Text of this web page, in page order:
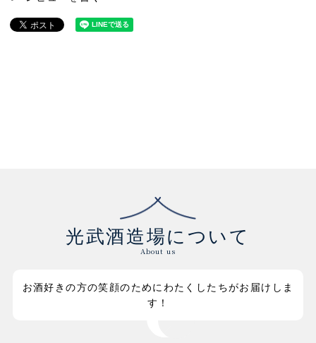
光武酒造場について
About us
お酒好きの方の笑顔のためにわたくしたちがお届けしま
す！